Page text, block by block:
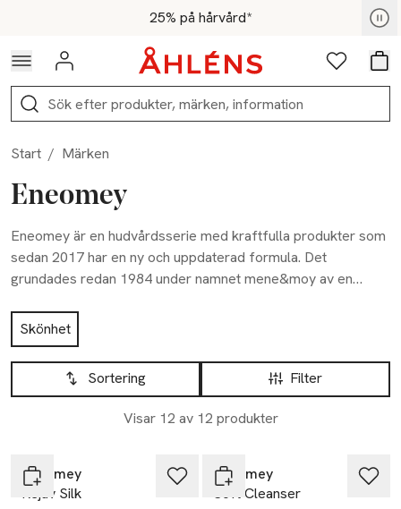
Hoppa till navigationsmenyn25% på hårvård*
För medlemmar - Shoppa nu
Logga in Favoriter
Sök
Start / Märken
Eneomey
Eneomey är en hudvårdsserie med kraftfulla produkter som
sedan 2017 har en ny och uppdaterad formula. Det
grundades redan 1984 under namnet mene&moy av en
utarbetat ett dynamiskt hudvårdsprogram med bevisad anti-
aging effekt. Effektiviteten i produkterna utgörs av den
perfekta koncentrationen av de aktiva ingredienserna, såsom
stabiliserat C-vitamin, glykolsyra och fytinsyra, för ett
för en yngre, renare och klarare hud.
Hoppa till produktsidan
Skönhet
Hoppa till produktsidan
Filter
Sortering
Visar 12 av 12 produkter
Lista över produkter
Eneomey
Rejuv Silk
Eneomey
Soft Cleanser